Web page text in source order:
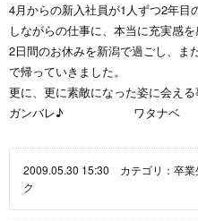
4月からの新入社員が1人ずつ2年目
しながらの仕事に、本当に充実感を
2日間のお休みを新潟で過ごし、ま
で帰っていきました。
更に、更に素敵になった姿に会え
ガンバレ♪ ワタナベ
2009.05.30 15:30 カテゴリ： 卒業
ク